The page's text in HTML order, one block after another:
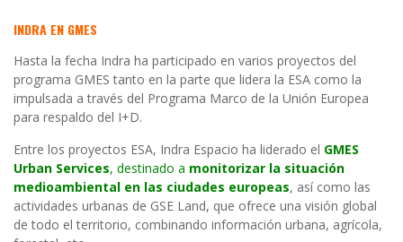
INDRA EN GMES
Hasta la fecha Indra ha participado en varios proyectos del
programa GMES tanto en la parte que lidera la ESA como la
impulsada a través del Programa Marco de la Unión Europea
para respaldo del I+D.
Entre los proyectos ESA, Indra Espacio ha liderado el GMES
Urban Services, destinado a monitorizar la situación
medioambiental en las ciudades europeas, así como las
actividades urbanas de GSE Land, que ofrece una visión global
de todo el territorio, combinando información urbana, agrícola,